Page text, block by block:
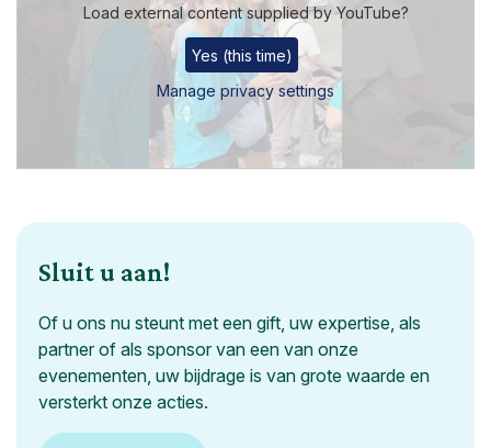
Load external content supplied byYouTube?
Yes (this time)
Manage privacy settings
Sluit u aan!
Of u ons nu steunt met een gift, uw expertise, als
partner of als sponsor van een van onze
evenementen, uw bijdrage is van grote waarde en
versterkt onze acties.